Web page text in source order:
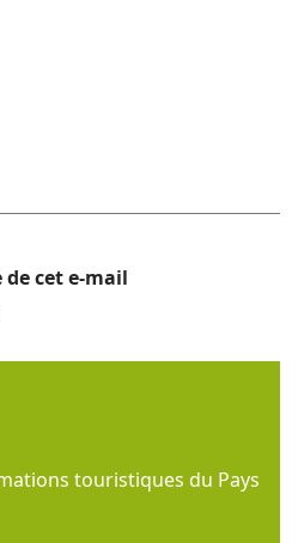
de cet e-mail
touristiques du Pays